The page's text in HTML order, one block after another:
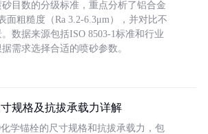
目数的分级标准，重点分析了铝合金
面粗糙度（Ra 3.2-6.3μm），并对比不
数据来源包括ISO 8503-1标准和行业
需求选择合适的喷砂参数。
规格及抗拔承载力详解
学锚栓的尺寸规格和抗拔承载力，包